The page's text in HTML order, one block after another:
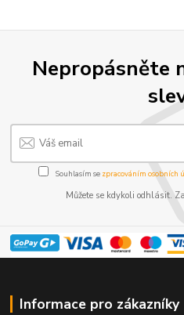
Nepropásněte
Souhlasím se zpracováním osobních
Můžete se kdykoli odhlásit.
Informace pro zákazníky